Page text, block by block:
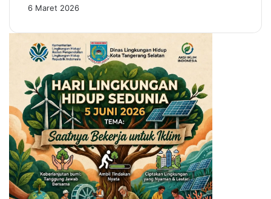
t
i
r
e
a
t
i
f
d
a
n
M
6 Maret 2026